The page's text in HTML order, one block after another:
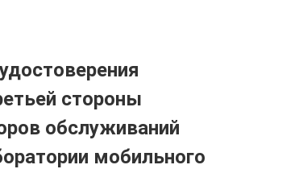
стороны
обслуживаний
мобильного